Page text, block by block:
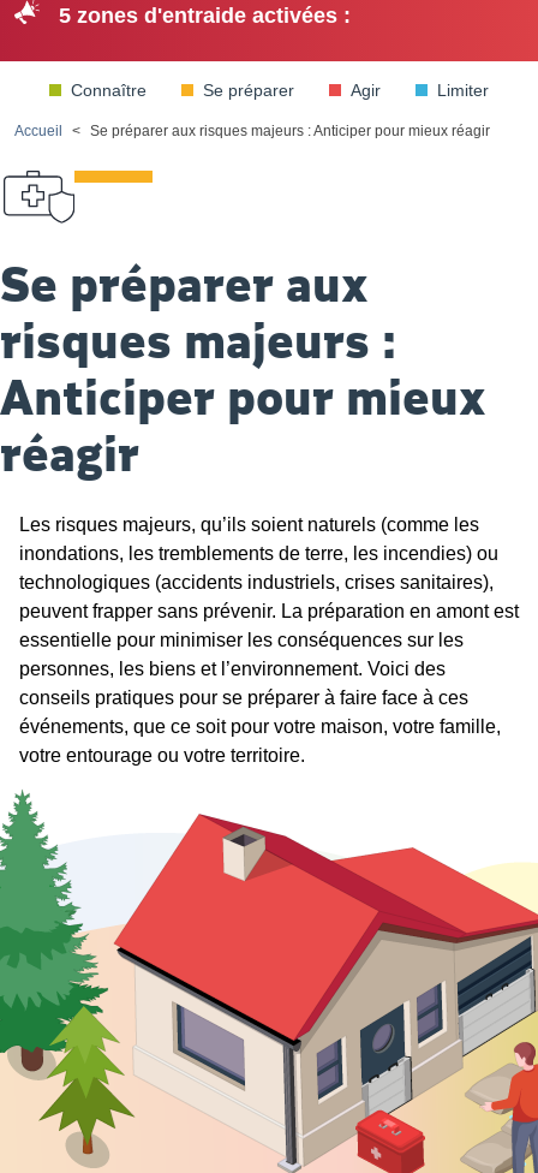
PrévEntraide
Ouvrir le menu
Connaître Se préparer Agir Limiter
Accueil Se préparer aux risques majeurs : Anticiper pour mieux réagir
Se préparer aux
risques majeurs :
Anticiper pour mieux
réagir
Les risques majeurs, qu’ils soient naturels (comme les
inondations, les tremblements de terre, les incendies) ou
technologiques (accidents industriels, crises sanitaires),
peuvent frapper sans prévenir. La préparation en amont est
essentielle pour minimiser les conséquences sur les
personnes, les biens et l’environnement. Voici des
conseils pratiques pour se préparer à faire face à ces
événements, que ce soit pour votre maison, votre famille,
votre entourage ou votre territoire.
5 zones d'entraide activées :